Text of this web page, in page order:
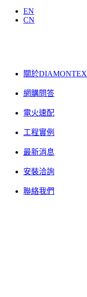
EN
CN
關於DIAMONTEX
網購問答
電火速配
工程實例
最新消息
安裝洽詢
聯絡我們